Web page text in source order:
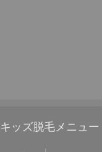
キッズ脱毛メニュー